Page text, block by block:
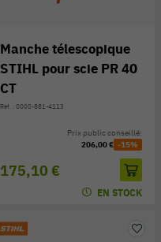
Manche télescopique
STIHL pour scie PR 40
CT
Réf. : 0000-881-4113
175,10 €
Prix public conseillé:
206,00 € -15%
EN STOCK